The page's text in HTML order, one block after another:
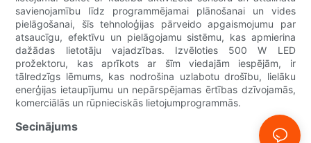
savienojamību līdz programmējamai plānošanai un vides
pielāgošanai, šīs tehnoloģijas pārveido apgaismojumu par
atsaucīgu, efektīvu un pielāgojamu sistēmu, kas apmierina
dažādas lietotāju vajadzības. Izvēloties 500 W LED
prožektoru, kas aprīkots ar šīm viedajām iespējām, ir
tālredzīgs lēmums, kas nodrošina uzlabotu drošību, lielāku
enerģijas ietaupījumu un nepārspējamas ērtības dzīvojamās,
komerciālās un rūpnieciskās lietojumprogrammās.
Secinājums